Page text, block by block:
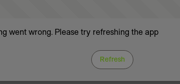
went wrong. Please try refreshing the app
Refresh